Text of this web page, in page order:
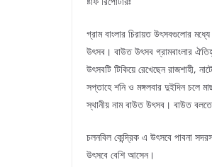
গ্রাম বাংলার চিরায়ত উৎসবগুলোর
উৎসব। বাউত উৎসব গ্রামবাংলার
উৎসবটি টিকিয়ে রেখেছেন রাজশাহী,
সপ্তাহে শনি ও মঙ্গলবার দুইদিন চলে
স্থানীয় নাম বাউত উৎসব। বাউত
চলনবিল কেন্দ্রিক এ উৎসবে পাবনা
উৎসবে বেশি আসেন।